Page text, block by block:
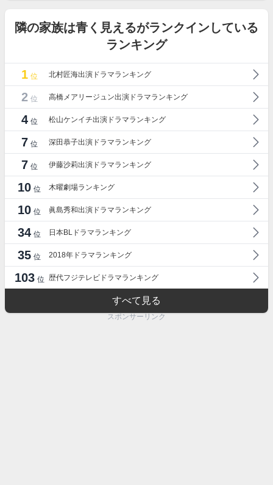
隣の家族は青く見えるがランクインしている
ランキング
1 位 北村匠海出演ドラマランキング
2 位 高橋メアリージュン出演ドラマランキング
4 位 松山ケンイチ出演ドラマランキング
7 位 深田恭子出演ドラマランキング
7 位 伊藤沙莉出演ドラマランキング
10 位 木曜劇場ランキング
10 位 眞島秀和出演ドラマランキング
34 位 日本BLドラマランキング
35 位 2018年ドラマランキング
103 位 歴代フジテレビドラマランキング
すべて見る
スポンサーリンク